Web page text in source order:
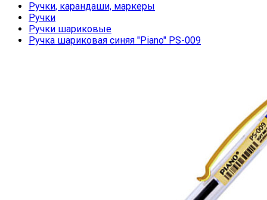
Ручки, карандаши, маркеры
Ручки
Ручки шариковые
Ручка шариковая синяя "Piano" PS-009